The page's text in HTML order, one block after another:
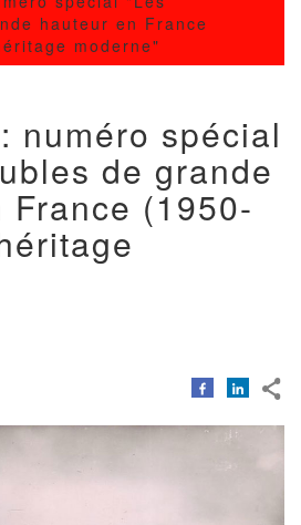
hauteur en France
moderne"
numéro spécial
de grande
France (1950-